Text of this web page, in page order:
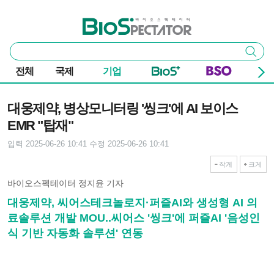
바이오스펙테이터
통
합
검
색
검색
전체 국제 기업
대웅제약, 병상모니터링 '씽크'에 AI 보이스
EMR "탑재"
입력 2025-06-26 10:41 수정 2025-06-26 10:41
작게 크게
바이오스펙테이터 정지윤 기자
대웅제약, 씨어스테크놀로지·퍼즐AI와 생성형 AI 의
료솔루션 개발 MOU..씨어스 '씽크'에 퍼즐AI '음성인
식 기반 자동화 솔루션' 연동